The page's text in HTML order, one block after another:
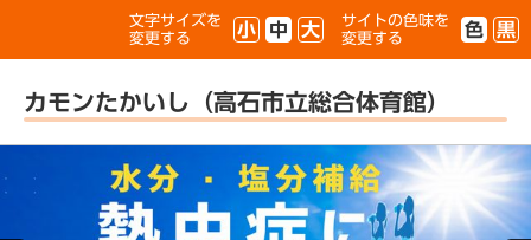
文字サイズを
変更する
小 中 大
サイトの色味を
変更する
色 黒
カモンたかいし（高石市立総合体育館）